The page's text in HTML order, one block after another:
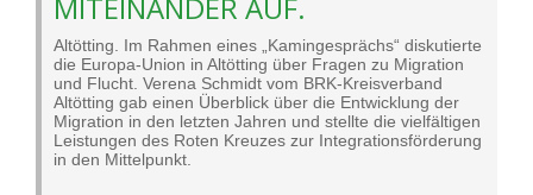
MITEINANDER AUF.
Altötting. Im Rahmen eines „Kamingesprächs“ diskutierte
die Europa-Union in Altötting über Fragen zu Migration
und Flucht. Verena Schmidt vom BRK-Kreisverband
Altötting gab einen Überblick über die Entwicklung der
Migration in den letzten Jahren und stellte die vielfältigen
Leistungen des Roten Kreuzes zur Integrationsförderung
in den Mittelpunkt.